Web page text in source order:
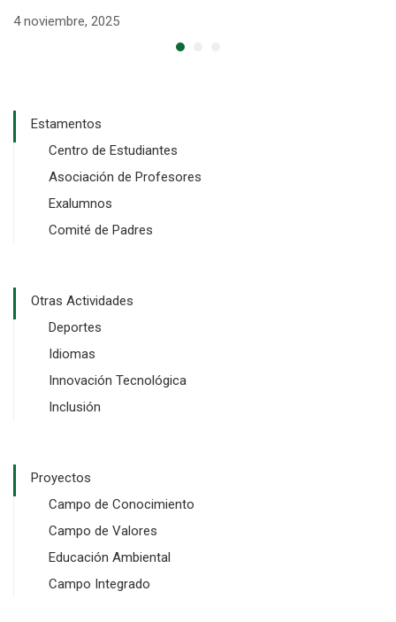
4 noviembre, 2025
Estamentos
Centro de Estudiantes
Asociación de Profesores
Exalumnos
Comité de Padres
Otras Actividades
Deportes
Idiomas
Innovación Tecnológica
Inclusión
Proyectos
Campo de Conocimiento
Campo de Valores
Educación Ambiental
Campo Integrado